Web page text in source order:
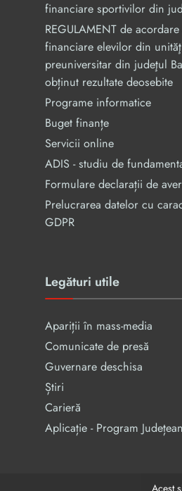
financiare sportivilor din
REGULAMENT de
financiare elevilor din
preuniversitar din judeţul
obținut rezultate deosebite
Programe informatice
Buget finanțe
Servicii online
ADIS - studiu de
Formulare declarații de
Prelucrarea datelor cu
GDPR
Legături utile
Apariții în mass-media
Comunicate de presă
Guvernare deschisa
Știri
Carieră
Aplicație - Program
Acest